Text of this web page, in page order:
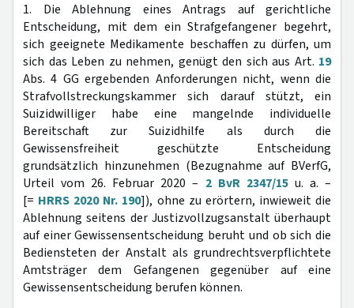
1. Die Ablehnung eines Antrags auf gerichtliche
Entscheidung, mit dem ein Strafgefangener begehrt,
sich geeignete Medikamente beschaffen zu dürfen, um
sich das Leben zu nehmen, genügt den sich aus Art. 19
Abs. 4 GG ergebenden Anforderungen nicht, wenn die
Strafvollstreckungskammer sich darauf stützt, ein
Suizidwilliger habe eine mangelnde individuelle
Bereitschaft zur Suizidhilfe als durch die
Gewissensfreiheit geschützte Entscheidung
grundsätzlich hinzunehmen (Bezugnahme auf BVerfG,
Urteil vom 26. Februar 2020 – 2 BvR 2347/15u. a. –
[= HRRS 2020 Nr. 190]), ohne zu erörtern, inwieweit die
Ablehnung seitens der Justizvollzugsanstalt überhaupt
auf einer Gewissensentscheidung beruht und ob sich die
Bediensteten der Anstalt als grundrechtsverpflichtete
Amtsträger dem Gefangenen gegenüber auf eine
Gewissensentscheidung berufen können.